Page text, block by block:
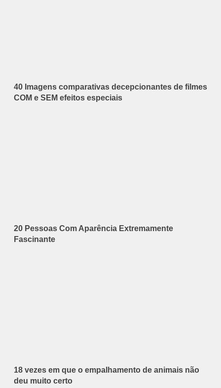
40 Imagens comparativas decepcionantes de filmes
COM e SEM efeitos especiais
20 Pessoas Com Aparência Extremamente
Fascinante
18 vezes em que o empalhamento de animais não
deu muito certo